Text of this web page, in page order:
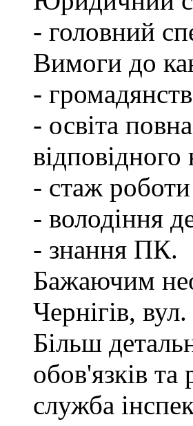
- головний
Вимоги до
-
- освіта
- стаж
- володіння
- знання ПК.
Бажаючим
Чернігів,
Більш
обов'язків та
служба